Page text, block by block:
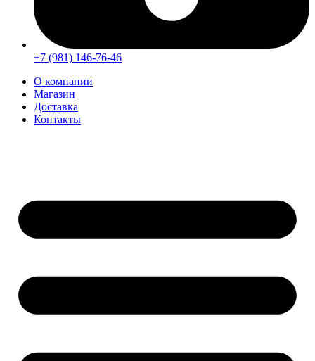
+7 (981) 146-76-46
О компании
Магазин
Доставка
Контакты